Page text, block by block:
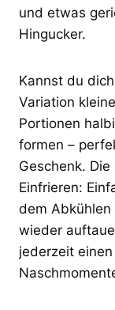
und etwas
Hingucker.
Kannst du
Variation
Portionen
formen –
Geschenk.
Einfrieren:
dem
wieder
jederzeit